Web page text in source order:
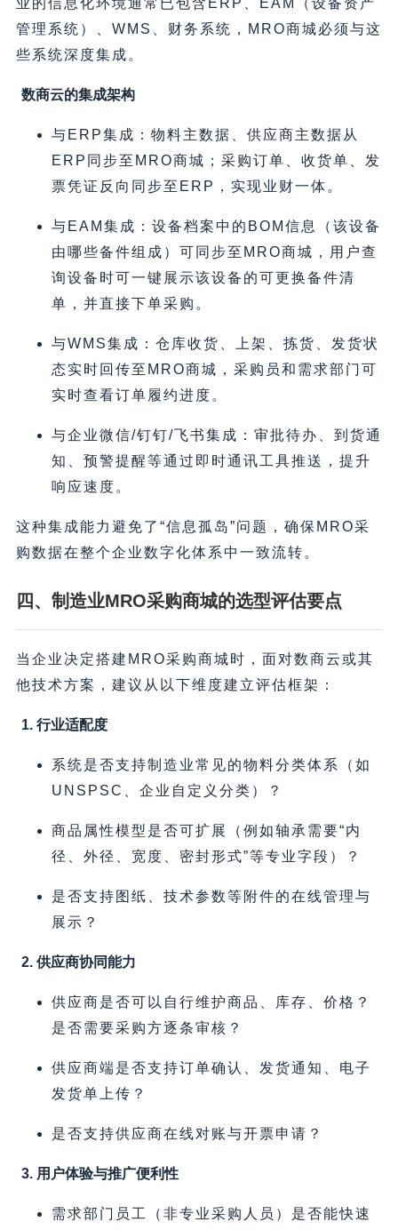
管理系统）、WMS、财务系统，MRO商城必须与这
些系统深度集成。
数商云的集成架构
与ERP集成：物料主数据、供应商主数据从
ERP同步至MRO商城；采购订单、收货单、发
票凭证反向同步至ERP，实现业财一体。
与EAM集成：设备档案中的BOM信息（该设备
由哪些备件组成）可同步至MRO商城，用户查
询设备时可一键展示该设备的可更换备件清
单，并直接下单采购。
与WMS集成：仓库收货、上架、拣货、发货状
态实时回传至MRO商城，采购员和需求部门可
实时查看订单履约进度。
与企业微信/钉钉/飞书集成：审批待办、到货通
知、预警提醒等通过即时通讯工具推送，提升
响应速度。
这种集成能力避免了“信息孤岛”问题，确保MRO采
购数据在整个企业数字化体系中一致流转。
四、制造业MRO采购商城的选型评估要点
当企业决定搭建MRO采购商城时，面对数商云或其
他技术方案，建议从以下维度建立评估框架：
1. 行业适配度
系统是否支持制造业常见的物料分类体系（如
UNSPSC、企业自定义分类）？
商品属性模型是否可扩展（例如轴承需要“内
径、外径、宽度、密封形式”等专业字段）？
是否支持图纸、技术参数等附件的在线管理与
展示？
2. 供应商协同能力
供应商是否可以自行维护商品、库存、价格？
是否需要采购方逐条审核？
供应商端是否支持订单确认、发货通知、电子
发货单上传？
是否支持供应商在线对账与开票申请？
3. 用户体验与推广便利性
需求部门员工（非专业采购人员）是否能快速